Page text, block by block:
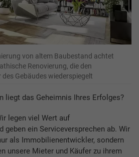
von altem Baubestand achtet
Renovierung, die den
Gebäudes wiederspiegelt
liegt das Geheimnis Ihres Erfolges?
legen viel Wert auf
geben ein Serviceversprechen ab. Wir
als Immobilienentwickler, sondern
unsere Mieter und Käufer zu ihrem